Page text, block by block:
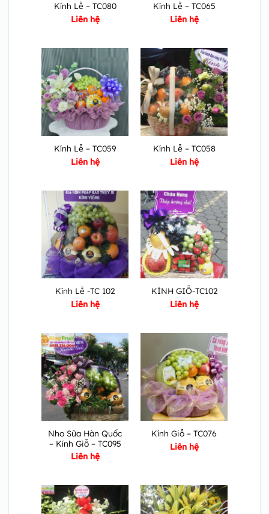
Kính Lễ – TC080
Liên hệ
Kính Lễ – TC065
Liên hệ
Kính Lễ – TC059
Liên hệ
Kính Lễ – TC058
Liên hệ
Kính Lễ -TC 102
Liên hệ
KÍNH GIỖ-TC102
Liên hệ
Nho Sữa Hàn Quốc
– Kính Giỗ – TC095
Liên hệ
Kính Giỗ – TC076
Liên hệ